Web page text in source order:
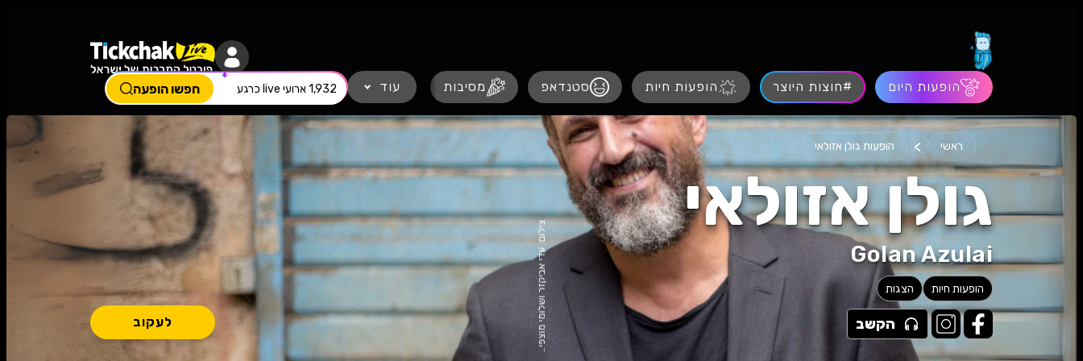
הופעות היום #חוצות היוצר הופעות חיות סטנדאפ מסיבות הצגות הצגות ילדים הרצאות עוד 1,932 ארועי live כרגע חפשו הופעה
ראשי > הופעות גולן אזולאי
גולן אזולאי
Golan Azulai
הופעות חיות הצגות
הקשב לעקוב